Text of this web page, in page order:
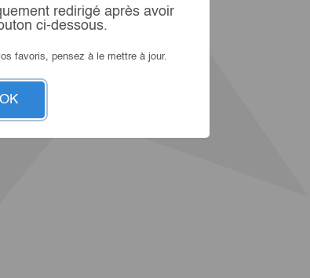
redirigé après avoir
ci-dessous.
favoris, pensez à le mettre à jour.
OK